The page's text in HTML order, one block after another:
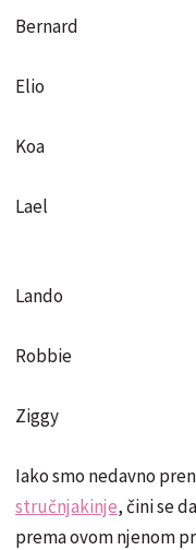
Bernard
Elio
Koa
Lael
Lando
Robbie
Ziggy
Iako smo nedavno
stručnjakinje, čini se
prema ovom njenom